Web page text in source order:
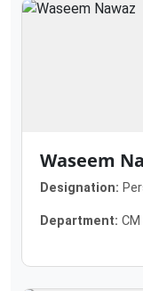
Waseem
Designation:
Department: